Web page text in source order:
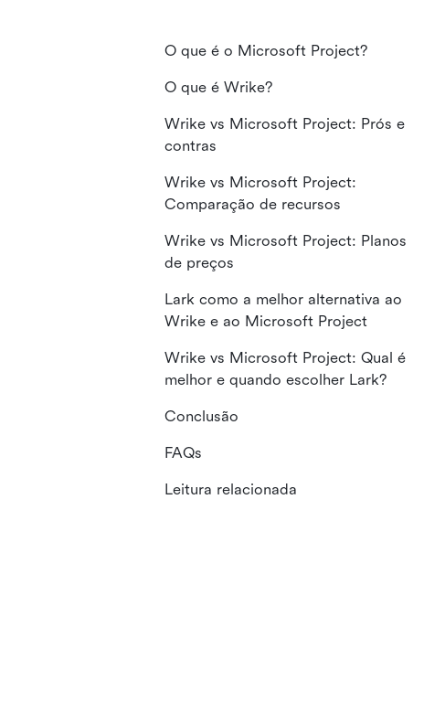
O que é o Microsoft Project?
O que é Wrike?
Wrike vs Microsoft Project: Prós e
contras
Wrike vs Microsoft Project:
Comparação de recursos
Wrike vs Microsoft Project: Planos
de preços
Lark como a melhor alternativa ao
Wrike e ao Microsoft Project
Wrike vs Microsoft Project: Qual é
melhor e quando escolher Lark?
Conclusão
FAQs
Leitura relacionada